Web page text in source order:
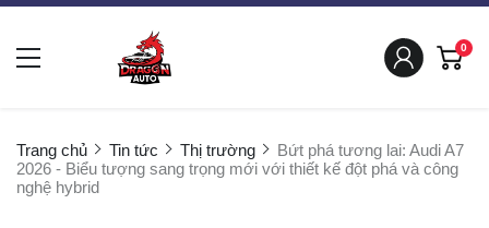
0
Trang chủ Tin tức Thị trường
Bứt phá tương lai: Audi A7
2026 - Biểu tượng sang trọng mới với thiết kế đột phá và công
nghệ hybrid